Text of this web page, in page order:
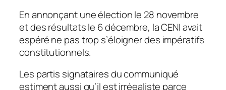
En annonçant une élection le 28 novembre
et des résultats le 6 décembre, la CENI avait
espéré ne pas trop s’éloigner des impératifs
constitutionnels.
Les partis signataires du communiqué
estiment aussi qu’il est irréealiste parce